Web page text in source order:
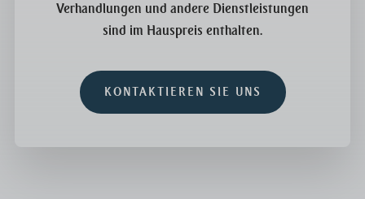
Verhandlungen und andere Dienstleistungen
sind im Hauspreis enthalten.
KONTAKTIEREN SIE UNS